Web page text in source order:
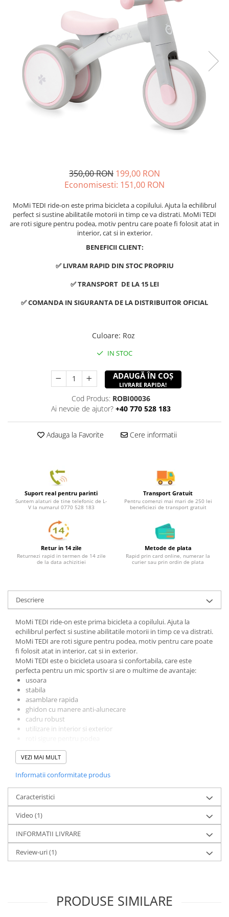
350,00 RON 199,00 RON
Economisesti: 151,00 RON
MoMi TEDI ride-on este prima bicicleta a copilului. Ajuta la echilibrul
perfect si sustine abilitatile motorii in timp ce va distrati. MoMi TEDI
are roti sigure pentru podea, motiv pentru care poate fi folosit atat in
interior, cat si in exterior.
BENEFICII CLIENT:
✅ LIVRAM RAPID DIN STOC PROPRIU
✅ TRANSPORT DE LA 15 LEI
✅ COMANDA IN SIGURANTA DE LA DISTRIBUITOR OFICIAL
Culoare: Roz
IN STOC
ADAUGĂ ÎN COȘ
LIVRARE RAPIDA!
Cod Produs: ROBI00036
Ai nevoie de ajutor? +40 770 528 183
Adauga la Favorite Cere informatii
Suport real pentru parinti
Suntem alaturi de tine telefonic de L-
V la numarul 0770 528 183
Transport Gratuit
Pentru comenzi mai mari de 250 lei
beneficiezi de transport gratuit
Retur in 14 zile
Returnezi rapid in termen de 14 zile
de la data achizitiei
Metode de plata
Rapid prin card online, numerar la
curier sau prin ordin de plata
Descriere
MoMi TEDI ride-on este prima bicicleta a copilului. Ajuta la
echilibrul perfect si sustine abilitatile motorii in timp ce va distrati.
MoMi TEDI are roti sigure pentru podea, motiv pentru care poate
fi folosit atat in interior, cat si in exterior.
MoMi TEDI este o bicicleta usoara si confortabila, care este
perfecta pentru un mic sportiv si are o multime de avantaje:
usoara
stabila
asamblare rapida
ghidon cu manere anti-alunecare
cadru robust
utilizare in interior si exterior
varsta recomandata : de la 1 an
sarcina maxima: 25 kg
Dimensiuni:57 cm x 37 cm
Garantie producator: 24 luni
VEZI MAI MULT
Informatii conformitate produs
Caracteristici
Video (1)
INFORMATII LIVRARE
Review-uri(1)
PRODUSE SIMILARE